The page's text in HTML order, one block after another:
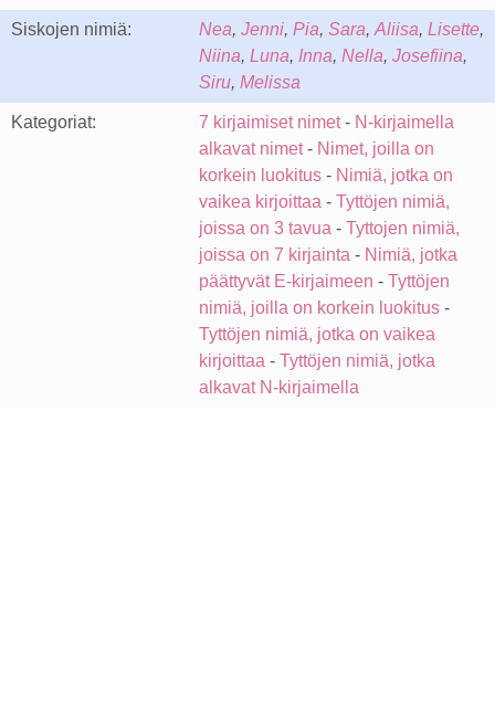
Siskojen nimiä: Nea, Jenni, Pia, Sara, Aliisa, Lisette,
Niina, Luna, Inna, Nella, Josefiina,
Siru, Melissa
Kategoriat: 7 kirjaimiset nimet- N-kirjaimella
alkavat nimet- Nimet, joilla on
korkein luokitus - Nimiä, jotka on
vaikea kirjoittaa - Tyttöjen nimiä,
joissa on 3 tavua - Tyttojen nimiä,
joissa on 7 kirjainta - Nimiä, jotka
päättyvät E-kirjaimeen - Tyttöjen
nimiä, joilla on korkein luokitus -
Tyttöjen nimiä, jotka on vaikea
kirjoittaa - Tyttöjen nimiä, jotka
alkavat N-kirjaimella